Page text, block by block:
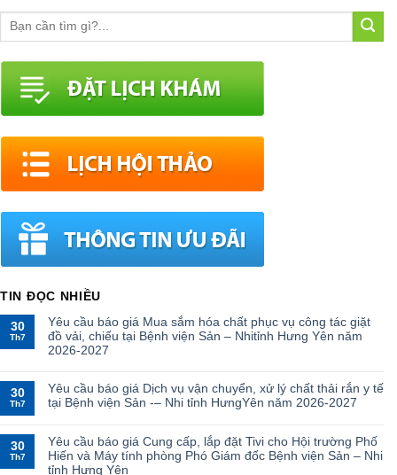
TIN ĐỌC NHIỀU
30
Th7
Yêu cầu báo giá Mua sắm hóa chất phục vụ công tác giặt
đồ vải, chiếu tại Bệnh viện Sản – Nhitỉnh Hưng Yên năm
2026-2027
30
Th7
Yêu cầu báo giá Dịch vụ vận chuyển, xử lý chất thải rắn y tế
tại Bệnh viện Sản -– Nhi tỉnh HưngYên năm 2026-2027
30
Th7
Yêu cầu báo giá Cung cấp, lắp đặt Tivi cho Hội trường Phố
Hiến và Máy tính phòng Phó Giám đốc Bệnh viện Sản – Nhi
tỉnh Hưng Yên